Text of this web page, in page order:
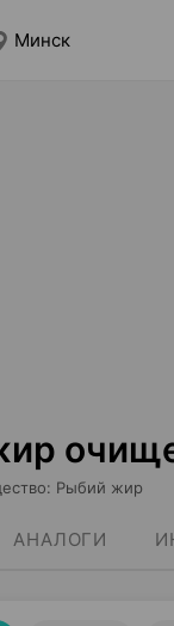
Минск
: Рыбий жир
АНАЛОГИ